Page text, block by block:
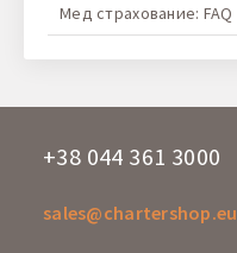
Мед страхование: FAQ
+38 044 361 3000
sales@chartershop.eu